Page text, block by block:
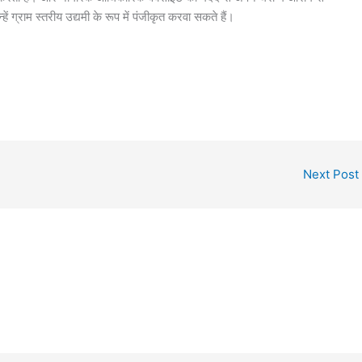
स्तरीय उद्यमी के रूप में पंजीकृत करवा सकते हैं।
Next Post